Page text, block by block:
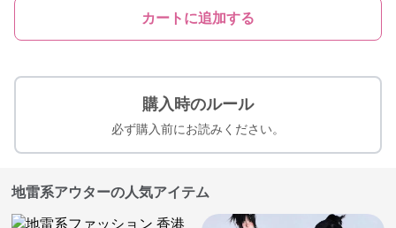
カートに追加する
購入時のルール
必ず購入前にお読みください。
地雷系アウターの人気アイテム